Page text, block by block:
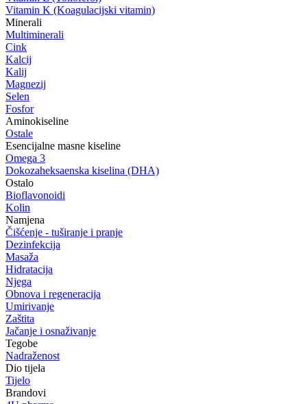
Vitamin K (Koagulacijski vitamin)
Minerali
Multiminerali
Cink
Kalcij
Kalij
Magnezij
Selen
Fosfor
Aminokiseline
Ostale
Esencijalne masne kiseline
Omega 3
Dokozaheksaenska kiselina (DHA)
Ostalo
Bioflavonoidi
Kolin
Namjena
Čišćenje - tuširanje i pranje
Dezinfekcija
Masaža
Hidratacija
Njega
Obnova i regeneracija
Umirivanje
Zaštita
Jačanje i osnaživanje
Tegobe
Nadraženost
Dio tijela
Tijelo
Brandovi